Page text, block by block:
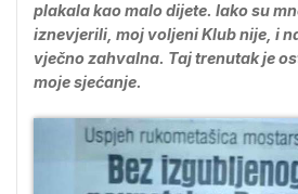
plakala kao malo dijete. Iako su
iznevjerili, moj voljeni Klub nije, i
vječno zahvalna. Taj trenutak je
moje sjećanje.